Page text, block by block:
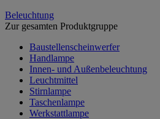
Beleuchtung
Zur gesamten Produktgruppe
Baustellenscheinwerfer
Handlampe
Innen- und Außenbeleuchtung
Leuchtmittel
Stirnlampe
Taschenlampe
Werkstattlampe